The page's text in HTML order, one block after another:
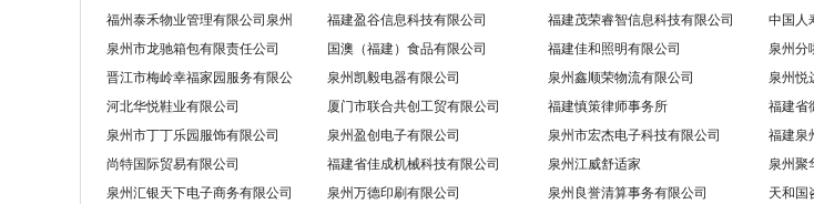
福建美可纸业有限公司 下载了小婷 的简历
福建美可纸业有限公司 下载了小婷
福建美可纸业有限公司 下载了许燕梅 的简历
福建美可纸业有限公司 下载了
福州泰禾物业管理有限公司泉州
分公司
福建盈谷信息科技有限公司 福建茂荣睿智信息科技有限公司
中国人
司银行
泉州市龙驰箱包有限责任公司
国澳（福建）食品有限公司 福建佳和照明有限公司 泉州分
晋江市梅岭幸福家园服务有限公
司
泉州凯毅电器有限公司 泉州鑫顺荣物流有限公司 泉州悦
河北华悦鞋业有限公司
厦门市联合共创工贸有限公司 福建慎策律师事务所 福建省
泉州市丁丁乐园服饰有限公司
泉州盈创电子有限公司 泉州市宏杰电子科技有限公司
福建泉
司
尚特国际贸易有限公司
福建省佳成机械科技有限公司 泉州江威舒适家 泉州聚
泉州汇银天下电子商务有限公司 泉州万德印刷有限公司 泉州良誉清算事务有限公司
天和国